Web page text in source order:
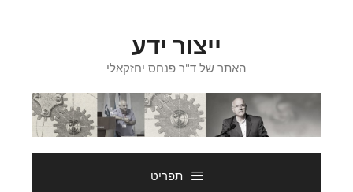
ייצור ידע
האתר של ד"ר פנחס יחזקאלי
תפריט